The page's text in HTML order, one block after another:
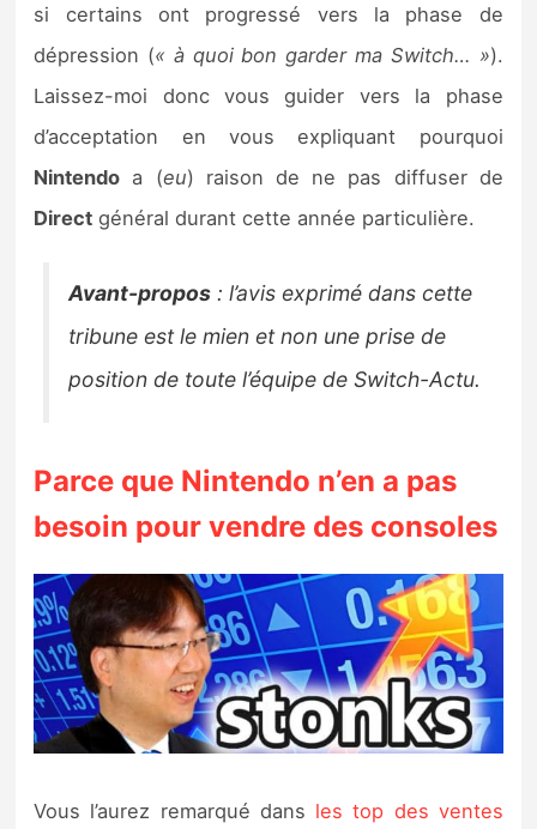
Bons plans
Guides
si certains ont progressé vers la phase de
dépression (« à quoi bon garder ma Switch… »).
Laissez-moi donc vous guider vers la phase
d’acceptation en vous expliquant pourquoi
Nintendo a (eu) raison de ne pas diffuser de
Direct général durant cette année particulière.
Avant-propos : l’avis exprimé dans cette
tribune est le mien et non une prise de
position de toute l’équipe de Switch-Actu.
Parce que Nintendo n’en a pas
besoin pour vendre des consoles
Vous l’aurez remarqué dans les top des ventes